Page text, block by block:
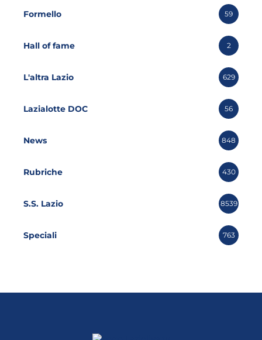
Formello 59
Hall of fame 2
L'altra Lazio 629
Lazialotte DOC 56
News 848
Rubriche 430
S.S. Lazio 8539
Speciali 763